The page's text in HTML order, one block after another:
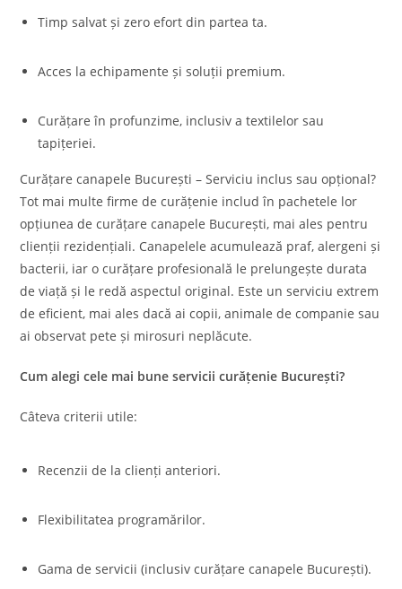
Timp salvat și zero efort din partea ta.
Acces la echipamente și soluții premium.
Curățare în profunzime, inclusiv a textilelor sau
tapițeriei.
Curățare canapele București – Serviciu inclus sau opțional?
Tot mai multe firme de curățenie includ în pachetele lor
opțiunea de curățare canapele București, mai ales pentru
clienții rezidențiali. Canapelele acumulează praf, alergeni și
bacterii, iar o curățare profesională le prelungește durata
de viață și le redă aspectul original. Este un serviciu extrem
de eficient, mai ales dacă ai copii, animale de companie sau
ai observat pete și mirosuri neplăcute.
Cum alegi cele mai bune servicii curățenie București?
Câteva criterii utile:
Recenzii de la clienți anteriori.
Flexibilitatea programărilor.
Gama de servicii (inclusiv curățare canapele București).